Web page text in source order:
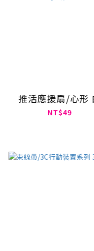
推活應援扇/心形
NT$49